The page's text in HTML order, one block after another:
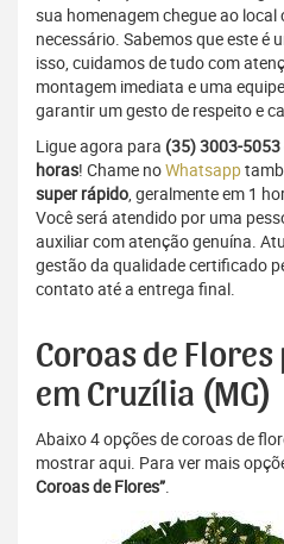
sua homenagem chegue ao
necessário. Sabemos que este é
isso, cuidamos de tudo com
montagem imediata e uma
garantir um gesto de respeito e
Ligue agora para (35) 3003-5053
horas! Chame noWhatsapp
super rápido, geralmente em 1
Você será atendido por uma
auxiliar com atenção genuína.
gestão da qualidade certificado
contato até a entrega final.
Coroas de
em Cruzília (MG)
Abaixo 4 opções de coroas de
mostrar aqui. Para ver mais
Coroas de Flores”.